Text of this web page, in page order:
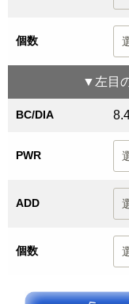
個数
▼ 左目
BC/DIA
PWR
ADD
個数